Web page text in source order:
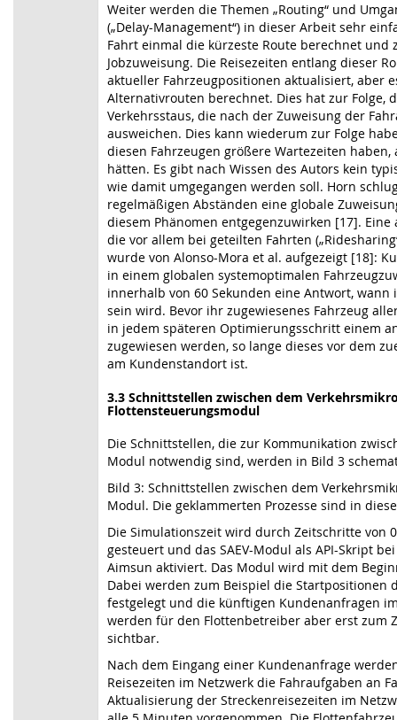
Weiter werden die Themen „Routing“ und
(„Delay-Management“) in dieser Arbeit sehr
Fahrt einmal die kürzeste Route berechnet und
Jobzuweisung. Die Reisezeiten entlang dieser
aktueller Fahrzeugpositionen aktualisiert, aber
Alternativrouten berechnet. Dies hat zur Folge,
Verkehrsstaus, die nach der Zuweisung der
ausweichen. Dies kann wiederum zur Folge
diesen Fahrzeugen größere Wartezeiten
hätten. Es gibt nach Wissen des Autors kein
wie damit umgegangen werden soll. Horn
regelmäßigen Abständen eine globale
diesem Phänomen entgegenzuwirken [17].
die vor allem bei geteilten Fahrten
wurde von Alonso-Mora et al. aufgezeigt [18]:
in einem globalen systemoptimalen
innerhalb von 60 Sekunden eine Antwort,
sein wird. Bevor ihr zugewiesenes Fahrzeug
in jedem späteren Optimierungsschritt einem
zugewiesen werden, so lange dieses vor dem
am Kundenstandort ist.
3.3 Schnittstellen zwischen dem
Flottensteuerungsmodul
Die Schnittstellen, die zur Kommunikation
Modul notwendig sind, werden in Bild 3
Bild 3: Schnittstellen zwischen dem
Modul. Die geklammerten Prozesse sind in
Die Simulationszeit wird durch Zeitschritte von
gesteuert und das SAEV-Modul als API-Skript
Aimsun aktiviert. Das Modul wird mit dem
Dabei werden zum Beispiel die Startpositionen
festgelegt und die künftigen Kundenanfragen
werden für den Flottenbetreiber aber erst zum
sichtbar.
Nach dem Eingang einer Kundenanfrage
Reisezeiten im Netzwerk die Fahraufgaben an
Aktualisierung der Streckenreisezeiten im